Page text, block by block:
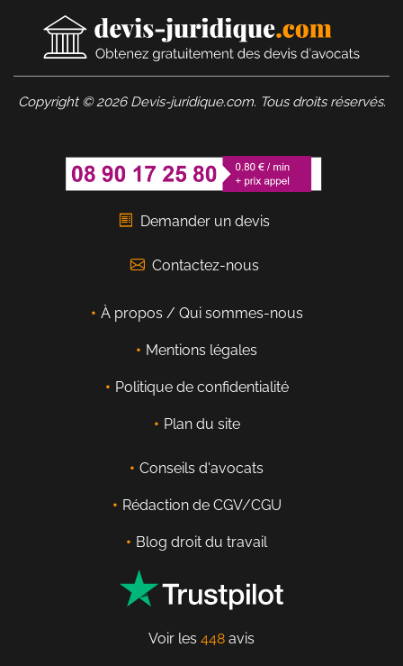
Copyright © 2026 Devis-juridique.com. Tous droits réservés.
Demander un devis
Contactez-nous
À propos / Qui sommes-nous
Mentions légales
Politique de confidentialité
Plan du site
Conseils d'avocats
Rédaction de CGV/CGU
Blog droit du travail
Voir les 448 avis